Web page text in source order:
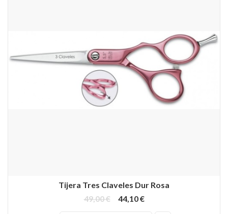
Tijera Tres Claveles Dur Rosa
49,00 €
44,10 €